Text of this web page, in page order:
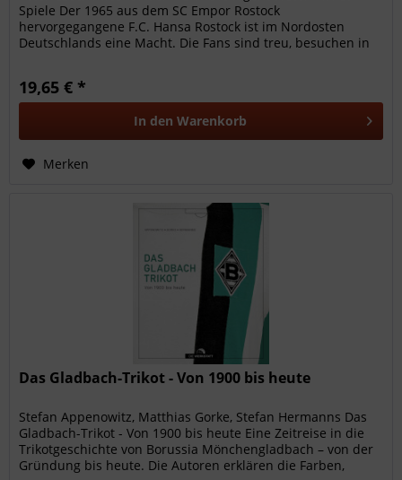
Spiele Der 1965 aus dem SC Empor Rostock
hervorgegangene F.C. Hansa Rostock ist im Nordosten
Deutschlands eine Macht. Die Fans sind treu, besuchen in
19,65 € *
In den Warenkorb
Merken
Das Gladbach-Trikot - Von 1900 bis heute
Stefan Appenowitz, Matthias Gorke, Stefan Hermanns Das
Gladbach-Trikot - Von 1900 bis heute Eine Zeitreise in die
Trikotgeschichte von Borussia Mönchengladbach – von der
Gründung bis heute. Die Autoren erklären die Farben,